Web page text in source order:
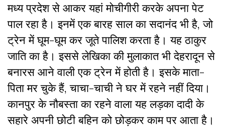
मध्य प्रदेश से आकर यहां मोचीगीरी करके अपना पेट
पाल रहा है। इनमें एक बारह साल का सदानंद भी है, जो
ट्रेन में घूम-घूम कर जूते पालिश करता है। यह ठाकुर
जाति का है। इससे लेखिका की मुलाकात भी देहरादून से
बनारस आने वाली एक ट्रेन में होती है। इसके माता-
पिता मर चुके हैं, चाचा-चाची ने घर में रहने नहीं दिया।
कानपुर के नौबस्ता का रहने वाला यह लड़का दादी के
सहारे अपनी छोटी बहिन को छोड़कर काम पर आता है।